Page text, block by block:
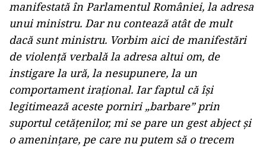
manifestată în Parlamentul României, la adresa
unui ministru. Dar nu contează atât de mult
dacă sunt ministru. Vorbim aici de manifestări
de violenţă verbală la adresa altui om, de
instigare la ură, la nesupunere, la un
comportament iraţional. Iar faptul că îşi
legitimează aceste porniri „barbare” prin
suportul cetăţenilor, mi se pare un gest abject şi
o ameninţare, pe care nu putem să o trecem